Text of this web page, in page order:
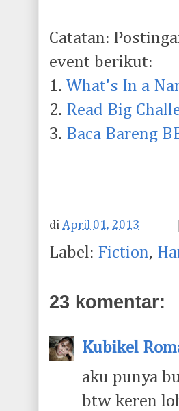
Catatan:
event berikut:
1. What's In a
2. Read Big
3. Baca Bareng
di April 01, 2013
Label: Fiction,
23 komentar:
Kubikel
aku punya
btw keren